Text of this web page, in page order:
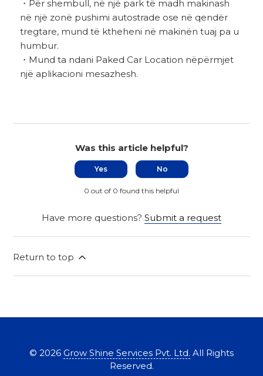
・Për shembull, në një park të madh makinash
në një zonë pushimi autostrade ose në qendër
tregtare, mund të ktheheni në makinën tuaj pa u
humbur.
・Mund ta ndani Paked Car Location nëpërmjet
një aplikacioni mesazhesh.
Was this article helpful?
Yes No
0 out of 0 found this helpful
Have more questions? Submit a request
Return to top
© 2026 Grow Shine Services Pvt. Ltd. All Rights
Reserved.